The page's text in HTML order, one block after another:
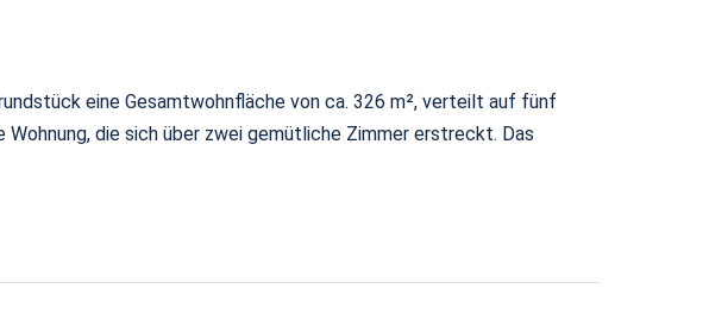
eine Gesamtwohnfläche von ca. 326 m², verteilt auf fünf
die sich über zwei gemütliche Zimmer erstreckt. Das